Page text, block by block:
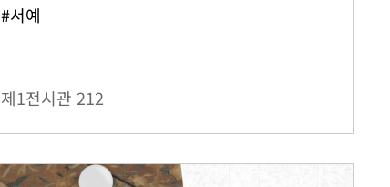
#서예
제1전시관 212